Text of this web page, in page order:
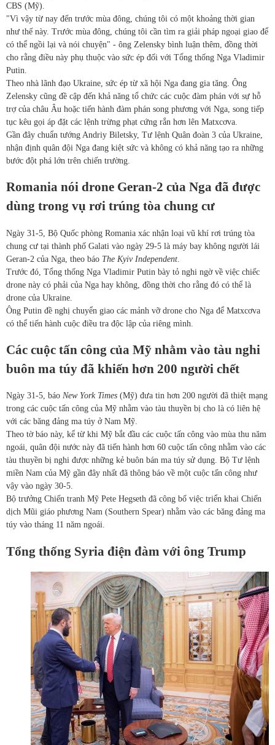
CBS (Mỹ).
"Vì vậy từ nay đến trước mùa đông, chúng tôi có một khoảng thời gian
như thế này. Trước mùa đông, chúng tôi cần tìm ra giải pháp ngoại giao để
có thể ngồi lại và nói chuyện" - ông Zelensky bình luận thêm, đồng thời
cho rằng điều này phụ thuộc vào sức ép đối với Tổng thống Nga Vladimir
Putin.
Theo nhà lãnh đạo Ukraine, sức ép từ xã hội Nga đang gia tăng. Ông
Zelensky cũng đề cập đến khả năng tổ chức các cuộc đàm phán với sự hỗ
trợ của châu Âu hoặc tiến hành đàm phán song phương với Nga, song tiếp
tục kêu gọi áp đặt các lệnh trừng phạt cứng rắn hơn lên Matxcơva.
Gần đây chuẩn tướng Andriy Biletsky, Tư lệnh Quân đoàn 3 của Ukraine,
nhận định quân đội Nga đang kiệt sức và không có khả năng tạo ra những
bước đột phá lớn trên chiến trường.
Romania nói drone Geran-2 của Nga đã được
dùng trong vụ rơi trúng tòa chung cư
Ngày 31-5, Bộ Quốc phòng Romania xác nhận loại vũ khí rơi trúng tòa
chung cư tại thành phố Galati vào ngày 29-5 là máy bay không người lái
Geran-2 của Nga, theo báo The Kyiv Independent
Trước đó, Tổng thống Nga Vladimir Putin bày tỏ nghi ngờ về việc chiếc
drone này có phải của Nga hay không, đồng thời cho rằng đó có thể là
drone của Ukraine.
Ông Putin đề nghị chuyển giao các mảnh vỡ drone cho Nga để Matxcơva
có thể tiến hành cuộc điều tra độc lập của riêng mình.
Các cuộc tấn công của Mỹ nhằm vào tàu nghi
buôn ma túy đã khiến hơn 200 người chết
Ngày 31-5, báo New York Times (Mỹ) đưa tin hơn 200 người đã thiệt mạng
trong các cuộc tấn công của Mỹ nhằm vào tàu thuyền bị cho là có liên hệ
với các băng đảng ma túy ở Nam Mỹ.
Theo tờ báo này, kể từ khi Mỹ bắt đầu các cuộc tấn công vào mùa thu năm
ngoái, quân đội nước này đã tiến hành hơn 60 cuộc tấn công nhằm vào các
tàu thuyền bị nghi được những kẻ buôn bán ma túy sử dụng. Bộ Tư lệnh
miền Nam của Mỹ gần đây nhất đã thông báo về một cuộc tấn công như
vậy vào ngày 30-5.
Bộ trưởng Chiến tranh Mỹ Pete Hegseth đã công bố việc triển khai Chiến
dịch Mũi giáo phương Nam (Southern Spear) nhằm vào các băng đảng ma
túy vào tháng 11 năm ngoái.
Tổng thống Syria điện đàm với ông Trump